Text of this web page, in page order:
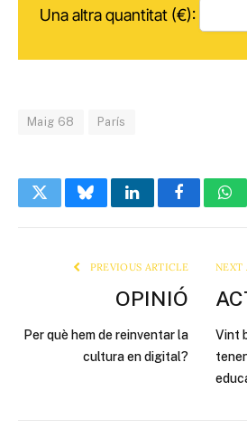
Una altra quantitat (€):
Maig 68 París
TwitterBlueskyLinkedInFacebook
PREVIOUS ARTICLE
OPINIÓ
Per què hem de reinventar la
cultura en digital?
NEXT
Vint